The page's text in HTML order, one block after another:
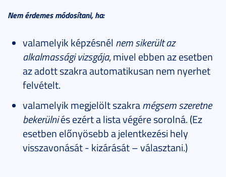
Nem érdemes módosítani, ha:
valamelyik képzésnél nem sikerült az
alkalmassági vizsgája, mivel ebben az esetben
az adott szakra automatikusan nem nyerhet
felvételt.
valamelyik megjelölt szakramégsem szeretne
bekerülniés ezért a lista végére sorolná. (Ez
esetben előnyösebb a jelentkezési hely
visszavonását - kizárását – választani.)